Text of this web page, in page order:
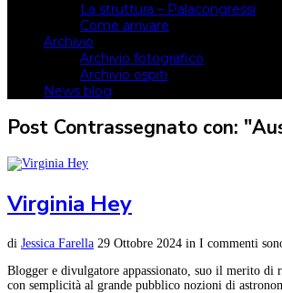
La struttura – Palacongressi
Come arrivare
Archivio
Archivio fotografico
Archivio ospiti
News blog
Post Contrassegnato con:
Virginia Hey
di Jessica Farella 29 Ottobre 2024 in I commenti
Blogger e divulgatore appassionato, suo il merito di
con semplicità al grande pubblico nozioni di